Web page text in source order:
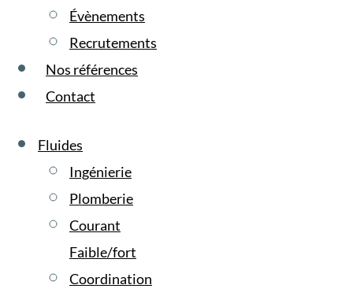
Évènements
Recrutements
Nos références
Contact
Fluides
Ingénierie
Plomberie
Courant
Faible/fort
Coordination